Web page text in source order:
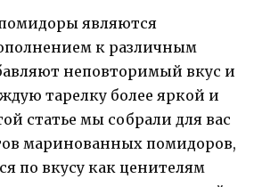
являются
к различным
неповторимый вкус и
тарелку более яркой и
статье мы собрали для вас
маринованных помидоров,
по вкусу как ценителям